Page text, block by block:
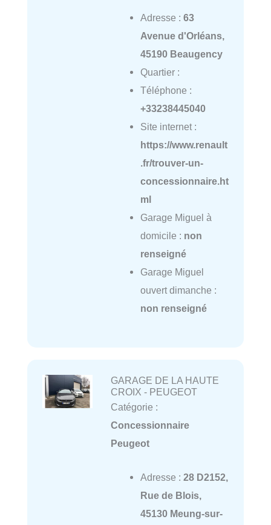
Adresse : 63
Avenue d'Orléans,
45190 Beaugency
Quartier :
Téléphone :
+33238445040
Site internet :
https://www.renault
.fr/trouver-un-
concessionnaire.ht
ml
Garage Miguel à
domicile : non
renseigné
Garage Miguel
ouvert dimanche :
non renseigné
GARAGE DE LA HAUTE
CROIX - PEUGEOT
Catégorie :
Concessionnaire
Peugeot
Adresse : 28 D2152,
Rue de Blois,
45130 Meung-sur-